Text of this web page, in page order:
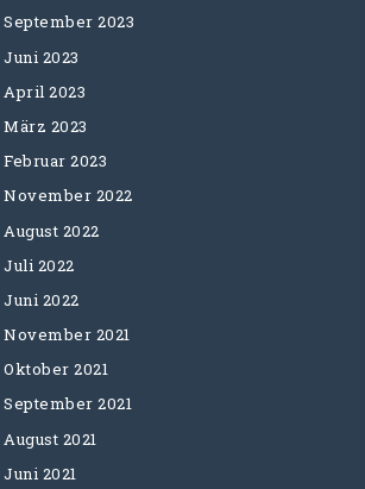
September 2023
Juni 2023
April 2023
März 2023
Februar 2023
November 2022
August 2022
Juli 2022
Juni 2022
November 2021
Oktober 2021
September 2021
August 2021
Juni 2021